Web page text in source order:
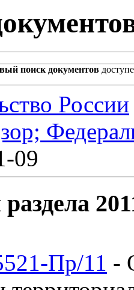
поиск документов
России
09
Пр/11 -